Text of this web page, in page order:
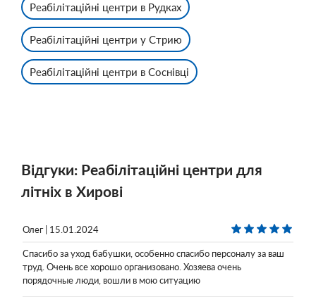
Реабілітаційні центри в Рудках
Реабілітаційні центри у Стрию
Реабілітаційні центри в Соснівці
Відгуки: Реабілітаційні центри для
літніх в Хирові
Олег | 15.01.2024
Спасибо за уход бабушки, особенно спасибо персоналу за ваш
труд. Очень все хорошо организовано. Хозяева очень
порядочные люди, вошли в мою ситуацию